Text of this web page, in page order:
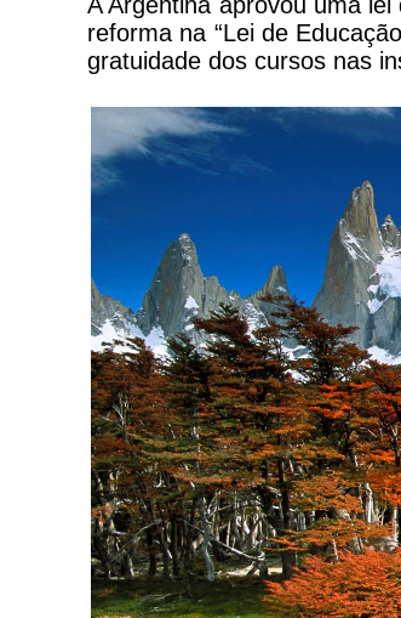
reforma na “Lei de
gratuidade dos cursos nas